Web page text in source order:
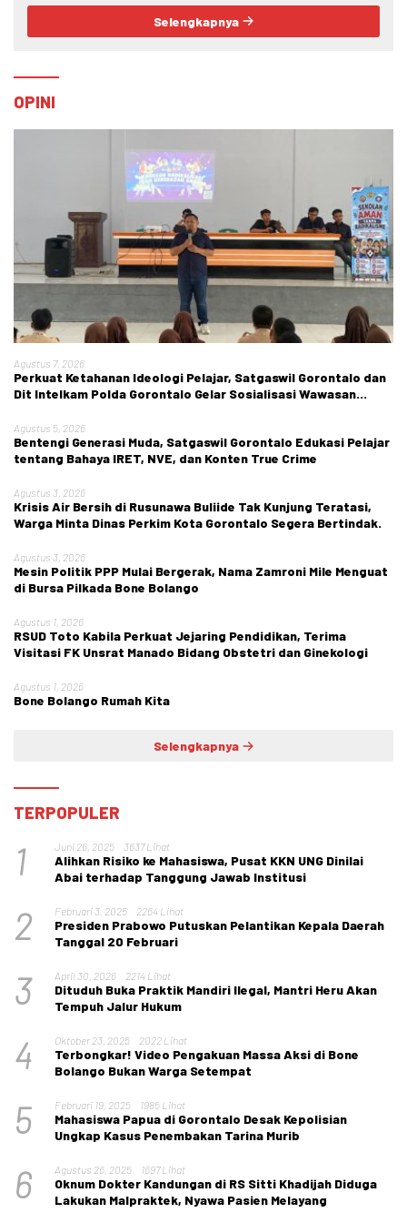
Selengkapnya
OPINI
Agustus 7, 2026
Perkuat Ketahanan Ideologi Pelajar, Satgaswil Gorontalo dan
Dit Intelkam Polda Gorontalo Gelar Sosialisasi Wawasan
Agustus 5, 2026
Bentengi Generasi Muda, Satgaswil Gorontalo Edukasi Pelajar
tentang Bahaya IRET, NVE, dan Konten True Crime
Agustus 3, 2026
Krisis Air Bersih di Rusunawa Buliide Tak Kunjung Teratasi,
Warga Minta Dinas Perkim Kota Gorontalo Segera Bertindak.
Agustus 3, 2026
Mesin Politik PPP Mulai Bergerak, Nama Zamroni Mile Menguat
di Bursa Pilkada Bone Bolango
Agustus 1, 2026
RSUD Toto Kabila Perkuat Jejaring Pendidikan, Terima
Visitasi FK Unsrat Manado Bidang Obstetri dan Ginekologi
Agustus 1, 2026
Bone Bolango Rumah Kita
Selengkapnya
TERPOPULER
1 Juni 26, 2025 3637 Lihat
Alihkan Risiko ke Mahasiswa, Pusat KKN UNG Dinilai
Abai terhadap Tanggung Jawab Institusi
2 Februari 3, 2025 2264 Lihat
Presiden Prabowo Putuskan Pelantikan Kepala Daerah
Tanggal 20 Februari
3 April 30, 2026 2214 Lihat
Dituduh Buka Praktik Mandiri Ilegal, Mantri Heru Akan
Tempuh Jalur Hukum
4 Oktober 23, 2025 2022 Lihat
Terbongkar! Video Pengakuan Massa Aksi di Bone
Bolango Bukan Warga Setempat
5 Februari 19, 2025 1985 Lihat
Mahasiswa Papua di Gorontalo Desak Kepolisian
Ungkap Kasus Penembakan Tarina Murib
6 Agustus 26, 2025 1697 Lihat
Oknum Dokter Kandungan di RS Sitti Khadijah Diduga
Lakukan Malpraktek, Nyawa Pasien Melayang